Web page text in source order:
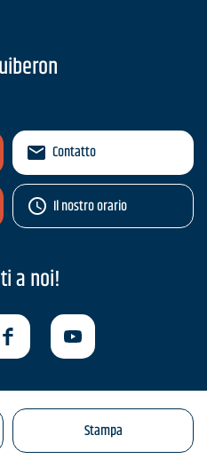
Contatto
Il nostro orario
a noi!
Stampa